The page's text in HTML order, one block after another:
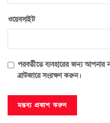
ওয়েবসাইট
পরবর্তীতে ব্যবহারের জন্য আপনার
ব্রাউজারে সংরক্ষণ করুন।